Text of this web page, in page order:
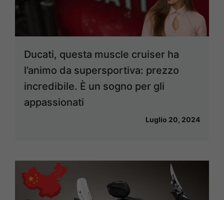
Ducati, questa muscle cruiser ha
l’animo da supersportiva: prezzo
incredibile. È un sogno per gli
appassionati
Luglio 20, 2024